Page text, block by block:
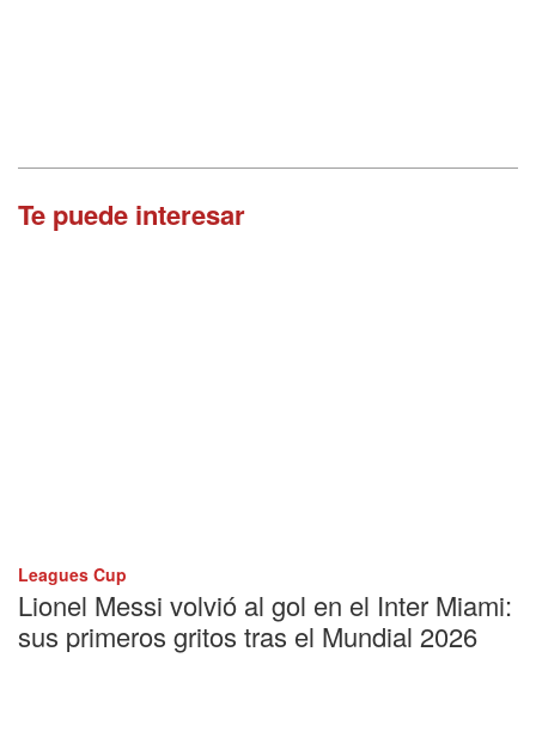
Te puede interesar
Leagues Cup
Lionel Messi volvió al gol en el Inter Miami:
sus primeros gritos tras el Mundial 2026